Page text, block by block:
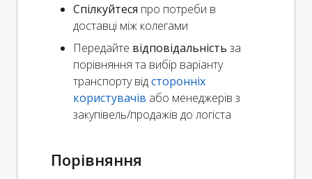
Спілкуйтеся про потреби в
доставці між колегами
Передайте відповідальність за
порівняння та вибір варіанту
транспорту відсторонніх
користувачів або менеджерів з
закупівель/продажів до логіста
Порівняння